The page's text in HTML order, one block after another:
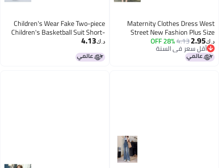
Maternity Clothes Dress West
Street New Fashion Plus Size
Women's Clothing Fat Sister
Summer Clothes Western Style
Trendy Mom Online Celebrity Fake
د.ك‏2.95
4.13
28% OFF
أقل سعر في السنة
أقل سعر في السنة
Children's Wear Fake Two-piece
Children's Basketball Suit Short-
sleeved Jersey Women's Primary
School Children's Performance
Suit Basketball Jersey Boys
د.ك‏4.13